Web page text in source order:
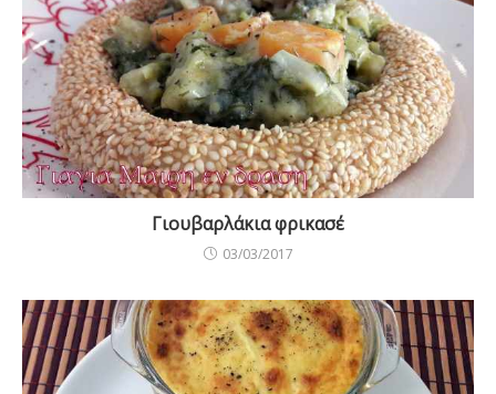
Γιουβαρλάκια φρικασέ
03/03/2017